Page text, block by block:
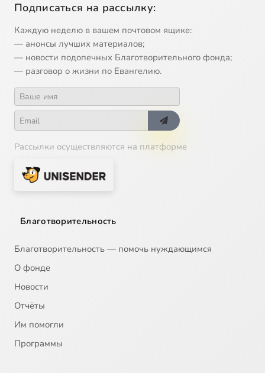
Подписаться на рассылку:
Каждую неделю в вашем почтовом ящике:
— анонсы лучших материалов;
— новости подопечных Благотворительного фонда;
— разговор о жизни по Евангелию.
Рассылки осуществляются на платформе
Благотворительность
Благотворительность — помочь нуждающимся
О фонде
Новости
Отчёты
Им помогли
Программы